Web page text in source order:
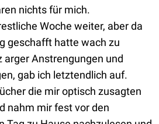
nichts für mich.
Woche weiter, aber da
geschafft hatte wach zu
arger Anstrengungen und
gab ich letztendlich auf.
die mir optisch zusagten
nahm mir fest vor den